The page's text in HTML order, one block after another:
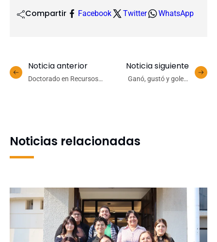
Compartir Facebook Twitter WhatsApp
Noticia anterior
Doctorado en Recursos
Noticia siguiente
Ganó, gustó y goleó:
Noticias relacionadas